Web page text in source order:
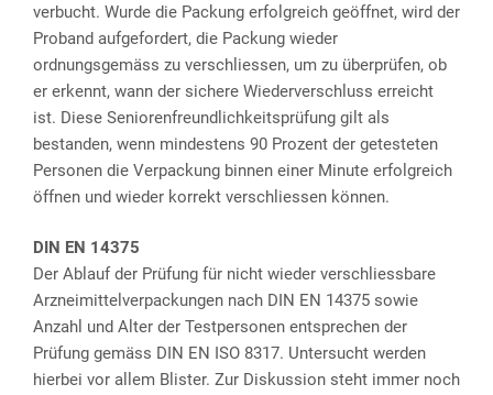
verbucht. Wurde die Packung erfolgreich geöffnet, wird der
Proband aufgefordert, die Packung wieder
ordnungsgemäss zu verschliessen, um zu überprüfen, ob
er erkennt, wann der sichere Wiederverschluss erreicht
ist. Diese Seniorenfreundlichkeitsprüfung gilt als
bestanden, wenn mindestens 90 Prozent der getesteten
Personen die Verpackung binnen einer Minute erfolgreich
öffnen und wieder korrekt verschliessen können.
DIN EN 14375
Der Ablauf der Prüfung für nicht wieder verschliessbare
Arzneimittelverpackungen nach DIN EN 14375 sowie
Anzahl und Alter der Testpersonen entsprechen der
Prüfung gemäss DIN EN ISO 8317. Untersucht werden
hierbei vor allem Blister. Zur Diskussion steht immer noch